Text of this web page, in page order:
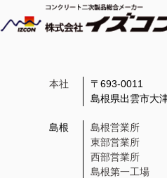
本社
〒693-0011
島根県出雲市大
島根
島根営業所
東部営業所
西部営業所
島根第一工場